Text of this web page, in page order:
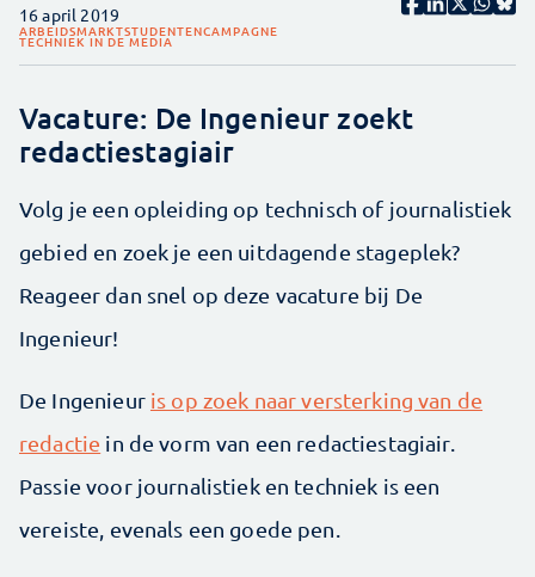
16 april 2019
ARBEIDSMARKTSTUDENTENCAMPAGNE
TECHNIEK IN DE MEDIA
Vacature: De Ingenieur zoekt
redactiestagiair
Volg je een opleiding op technisch of journalistiek
gebied en zoek je een uitdagende stageplek?
Reageer dan snel op deze vacature bij De
Ingenieur!
De Ingenieur is op zoek naar versterking van de
redactie in de vorm van een redactiestagiair.
Passie voor journalistiek en techniek is een
vereiste, evenals een goede pen.